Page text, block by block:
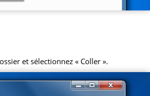
et sélectionnez « Coller ».